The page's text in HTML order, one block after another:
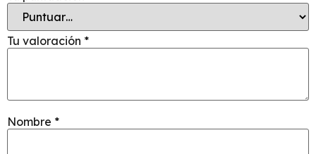
Tu valoración *
Nombre *